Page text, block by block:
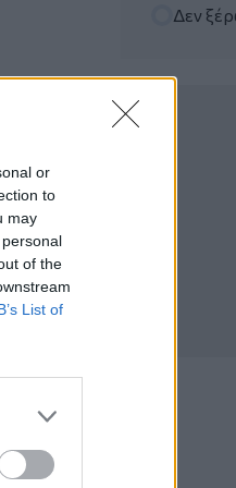
or
to
may
of the
List of
Ε.Ε και
05.08.2026 -
Αντώνης
Δεν